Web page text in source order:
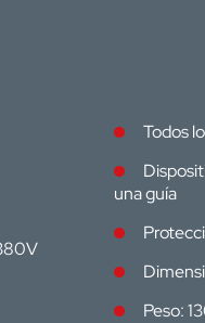
Todos
una guía
Peso: